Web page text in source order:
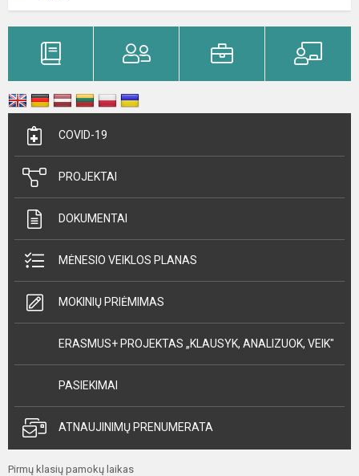
COVID-19
PROJEKTAI
DOKUMENTAI
MĖNESIO VEIKLOS PLANAS
MOKINIŲ PRIĖMIMAS
ERASMUS+ PROJEKTAS „KLAUSYK, ANALIZUOK, VEIK"
PASIEKIMAI
ATNAUJINIMŲ PRENUMERATA
Pirmų klasių pamokų laikas